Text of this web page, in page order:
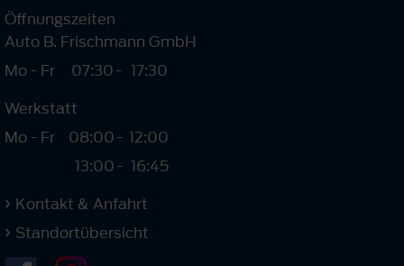
Öffnungszeiten
Auto B. Frischmann GmbH
Mo - Fr
07:30- 17:30
Werkstatt
Mo - Fr
08:00
13:00
-
-
12:00
16:45
Kontakt & Anfahrt
Standortübersicht